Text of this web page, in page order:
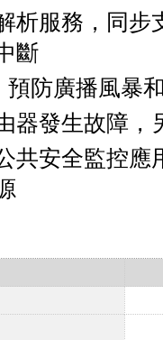
析服務，同
斷
預防廣播風暴
器發生故障，
共安全監控